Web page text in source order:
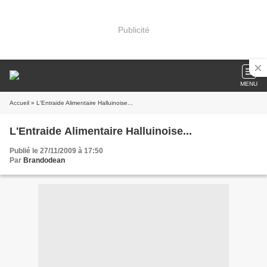
Publicité
MENU
Accueil » L'Entraide Alimentaire Halluinoise...
L'Entraide Alimentaire Halluinoise...
Publié le 27/11/2009 à 17:50
Par Brandodean